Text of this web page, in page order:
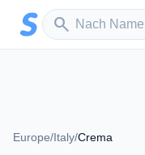
Zum Hauptinhalt springen
search
Sender suchen
Europe/Italy/Crema